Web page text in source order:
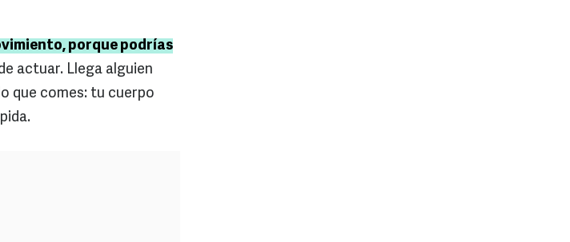
porque podrías
actuar. Llega alguien
que comes: tu cuerpo